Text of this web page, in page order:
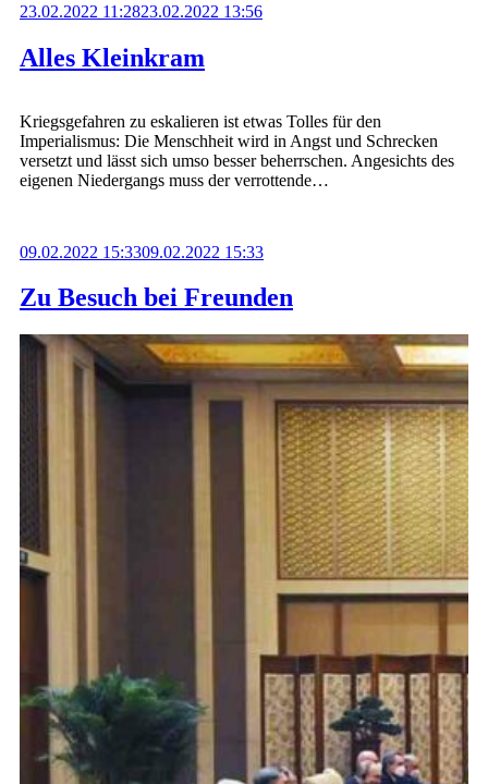
Alles Kleinkram
23.02.2022 11:2823.02.2022 13:56
Kriegsgefahren zu eskalieren ist etwas Tolles für den
Imperialismus: Die Menschheit wird in Angst und Schrecken
versetzt und lässt sich umso besser beherrschen. Angesichts des
eigenen Niedergangs muss der verrottende…
Zu Besuch bei Freunden
09.02.2022 15:3309.02.2022 15:33